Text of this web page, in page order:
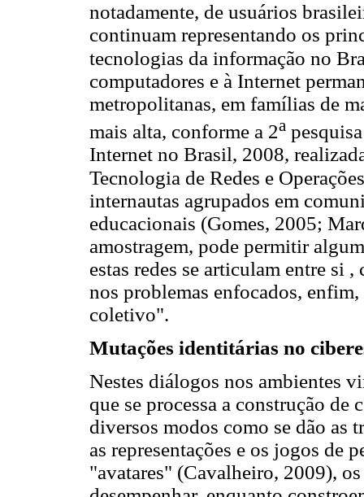
notadamente, de usuários
continuam representando os
tecnologias da informação no
computadores e à Internet
metropolitanas, em famílias de
mais alta, conforme a 2a
Internet no Brasil, 2008,
Tecnologia de Redes e
internautas agrupados em
educacionais (Gomes, 2005;
amostragem, pode permitir
estas redes se articulam entre si
nos problemas enfocados,
coletivo".
Mutações identitárias no
Nestes diálogos nos ambientes
que se processa a construção
diversos modos como se dão as
as representações e os jogos de
"avatares" (Cavalheiro, 2009),